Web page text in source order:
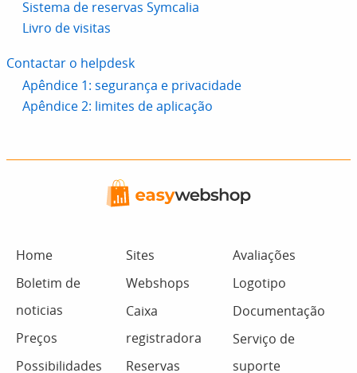
Sistema de reservas Symcalia
Livro de visitas
Contactar o helpdesk
Apêndice 1: segurança e privacidade
Apêndice 2: limites de aplicação
Home
Boletim de
noticias
Preços
Possibilidades
Sites
Webshops
Caixa
registradora
Reservas
Avaliações
Logotipo
Documentação
Serviço de
suporte